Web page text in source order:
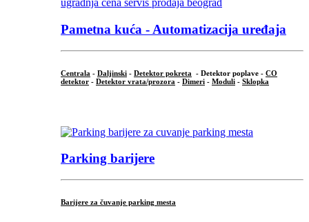
Pametna kuća - Automatizacija uređaja
Centrala - Daljinski - Detektor pokreta - Detektor poplave - CO
detektor - Detektor vrata/prozora - Dimeri - Moduli - Sklopka
Parking barijere
Barijere za čuvanje parking mesta